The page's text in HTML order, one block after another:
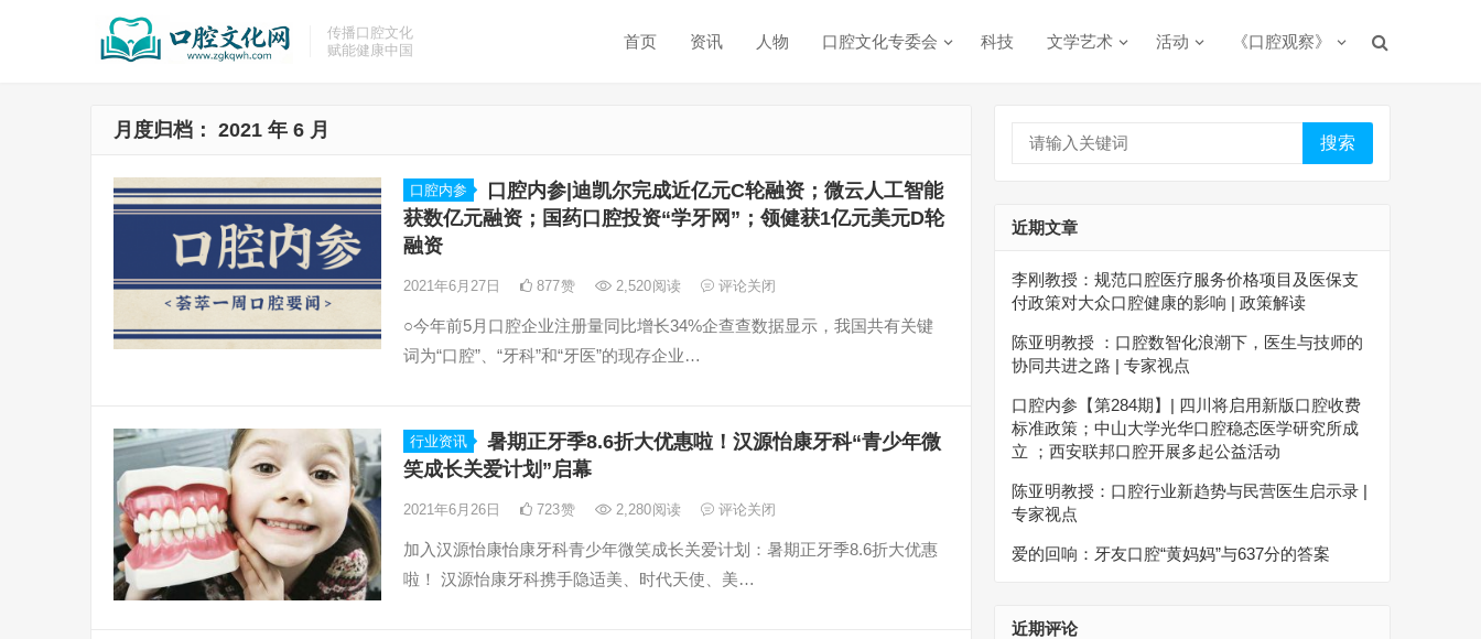
传播口腔文化
赋能健康中国
首页 资讯 人物 口腔文化专委会 科技 文学艺术 活动 《口腔观察》
月度归档： 2021 年 6 月
口腔内参
口腔内参|迪凯尔完成近亿元C轮融资；微云人工智能
获数亿元融资；国药口腔投资“学牙网”；领健获1亿元美元D轮
融资
2021年6月27日 877赞 2,520阅读 评论关闭
○今年前5月口腔企业注册量同比增长34%企查查数据显示，我国共有关键
词为“口腔”、“牙科”和“牙医”的现存企业…
行业资讯
暑期正牙季8.6折大优惠啦！汉源怡康牙科“青少年微
笑成长关爱计划”启幕
2021年6月26日 723赞 2,280阅读 评论关闭
加入汉源怡康怡康牙科青少年微笑成长关爱计划：暑期正牙季8.6折大优惠
啦！ 汉源怡康牙科携手隐适美、时代天使、美…
搜索
近期文章
李刚教授：规范口腔医疗服务价格项目及医保支
付政策对大众口腔健康的影响 | 政策解读
陈亚明教授 ：口腔数智化浪潮下，医生与技师的
协同共进之路 | 专家视点
口腔内参【第284期】| 四川将启用新版口腔收费
标准政策；中山大学光华口腔稳态医学研究所成
立 ；西安联邦口腔开展多起公益活动
陈亚明教授：口腔行业新趋势与民营医生启示录 |
专家视点
爱的回响：牙友口腔“黄妈妈”与637分的答案
近期评论